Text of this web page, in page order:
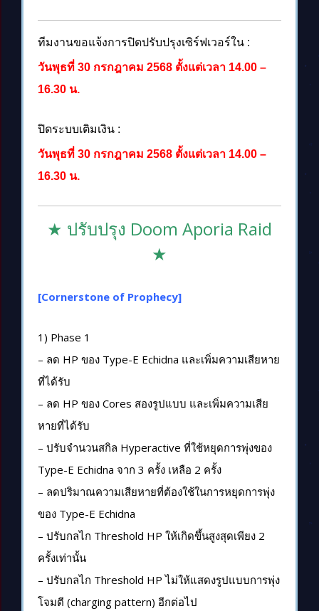
ทีมงานขอแจ้งการปิดปรับปรุงเซิร์ฟเวอร์ใน :
วันพุธที่ 30 กรกฎาคม 2568 ตั้งแต่เวลา 14.00 –
16.30 น.
ปิดระบบเติมเงิน :
วันพุธที่ 30 กรกฎาคม 2568 ตั้งแต่เวลา 14.00 –
16.30 น.
★ ปรับปรุง Doom Aporia Raid
★
[Cornerstone of Prophecy]
1) Phase 1
– ลด HP ของ Type-E Echidna และเพิ่มความเสียหาย
ที่ได้รับ
– ลด HP ของ Cores สองรูปแบบ และเพิ่มความเสีย
หายที่ได้รับ
– ปรับจำนวนสกิล Hyperactive ที่ใช้หยุดการพุ่งของ
Type-E Echidna จาก 3 ครั้ง เหลือ 2 ครั้ง
– ลดปริมาณความเสียหายที่ต้องใช้ในการหยุดการพุ่ง
ของ Type-E Echidna
– ปรับกลไก Threshold HP ให้เกิดขึ้นสูงสุดเพียง 2
ครั้งเท่านั้น
– ปรับกลไก Threshold HP ไม่ให้แสดงรูปแบบการพุ่ง
โจมตี (charging pattern) อีกต่อไป